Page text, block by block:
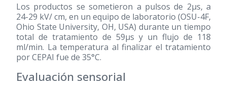
Los productos se sometieron a pulsos de 2μs, a
24-29 kV/ cm, en un equipo de laboratorio (OSU-4F,
Ohio State University, OH, USA) durante un tiempo
total de tratamiento de 59μs y un flujo de 118
ml/min. La temperatura al finalizar el tratamiento
por CEPAI fue de 35°C.
Evaluación sensorial